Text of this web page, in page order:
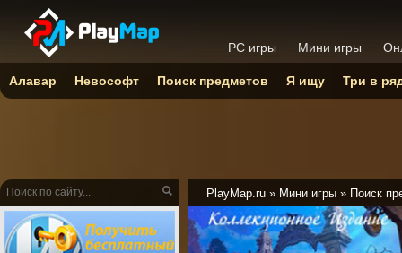
PlayMap.ru » Мини игры » Поиск
PC игры Мини игры
Алавар Невософт Поиск предметов Я ищу Три в